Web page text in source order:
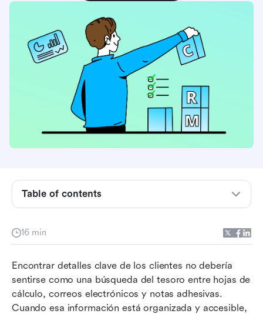
16 min
Encontrar detalles clave de los clientes no debería
sentirse como una búsqueda del tesoro entre hojas de
cálculo, correos electrónicos y notas adhesivas.
Cuando esa información está organizada y accesible,
Table of contents
¿Por qué usar una base de datos de clientes?
Cómo elegimos nuestras mejores selecciones
clientes de un vistazo
Los 11 mejores software de base de datos de
clientes en 2026